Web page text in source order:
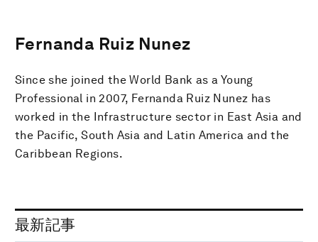
Fernanda Ruiz Nunez
Since she joined the World Bank as a Young
Professional in 2007, Fernanda Ruiz Nunez has
worked in the Infrastructure sector in East Asia and
the Pacific, South Asia and Latin America and the
Caribbean Regions.
最新記事